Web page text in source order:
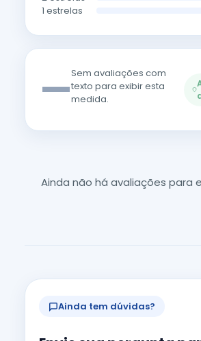
1 estrelas
—Sem avaliações com
texto para exibir esta
medida.
Ainda não há avaliações para
Ainda tem dúvidas?